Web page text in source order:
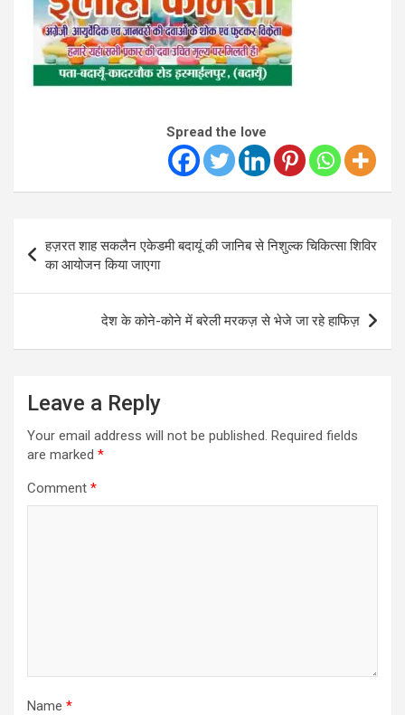
Spread the love
navigation
हज़रत शाह सकलैन एकेडमी बदायूं की जानिब से निशुल्क चिकित्सा शिविर
का आयोजन किया जाएगा
देश के कोने-कोने में बरेली मरकज़ से भेजे जा रहे हाफिज़
Leave a Reply
Your email address will not be published. Required fields
are marked *
Comment *
Name *